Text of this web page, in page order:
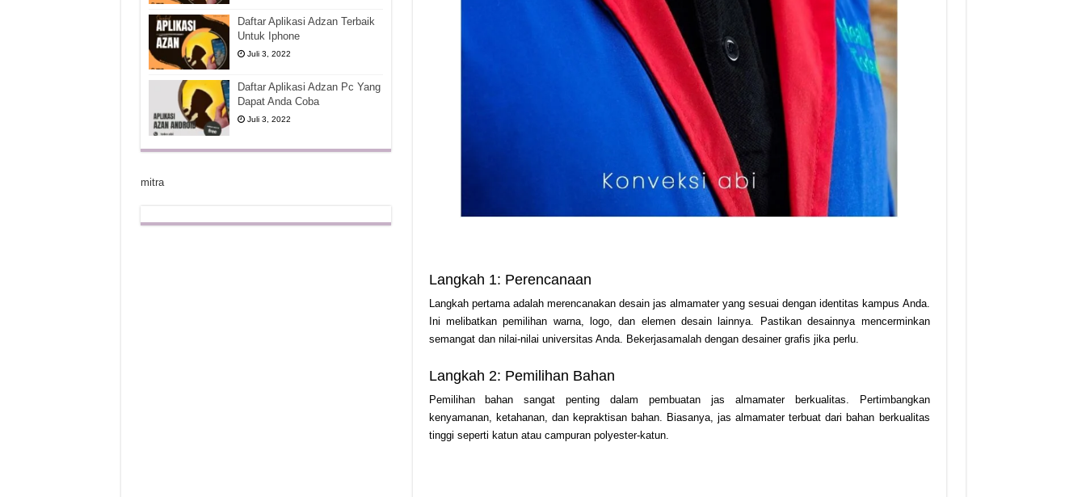
Langkah 1: Perencanaan
Langkah pertama adalah merencanakan desain jas almamater yang sesuai dengan identitas kampus Anda.
Ini melibatkan pemilihan warna, logo, dan elemen desain lainnya. Pastikan desainnya mencerminkan
semangat dan nilai-nilai universitas Anda. Bekerjasamalah dengan desainer grafis jika perlu.
Langkah 2: Pemilihan Bahan
Pemilihan bahan sangat penting dalam pembuatan jas almamater berkualitas. Pertimbangkan
kenyamanan, ketahanan, dan kepraktisan bahan. Biasanya, jas almamater terbuat dari bahan berkualitas
tinggi seperti katun atau campuran polyester-katun.
Daftar Aplikasi Adzan Terbaik
Untuk Iphone
Juli 3, 2022
Daftar Aplikasi Adzan Pc Yang
Dapat Anda Coba
Juli 3, 2022
mitra